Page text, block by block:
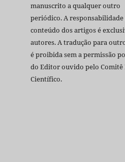
manuscrito a qualquer outro
periódico. A responsabilidade
conteúdo dos artigos é
autores. A tradução para
é proibida sem a permissão
do Editor ouvido pelo
Científico.